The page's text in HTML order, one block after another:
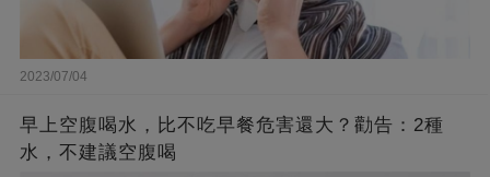
2023/07/04
早上空腹喝水，比不吃早餐危害還大？勸告：2種
水，不建議空腹喝